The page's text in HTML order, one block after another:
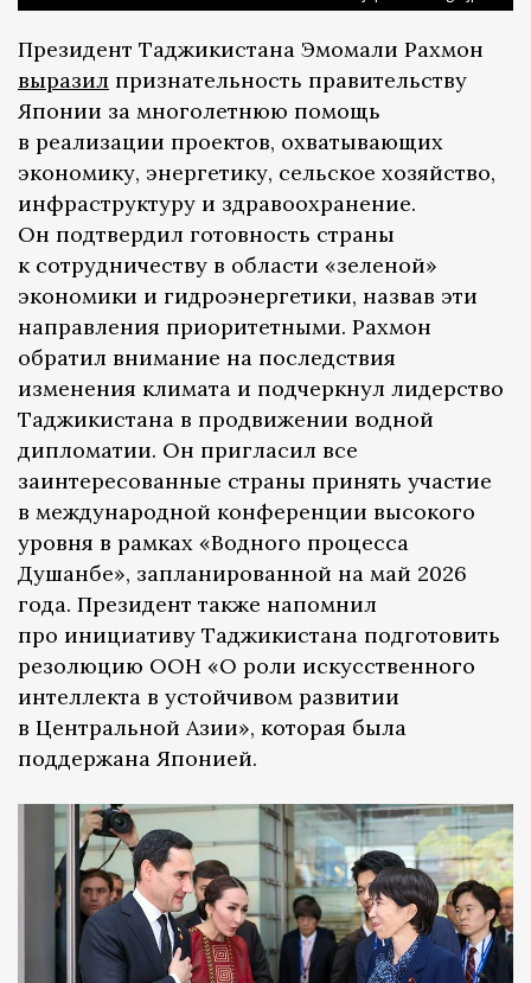
Президент Таджикистана Эмомали Рахмон
выразил признательность правительству
Японии за многолетнюю помощь
в реализации проектов, охватывающих
экономику, энергетику, сельское хозяйство,
инфраструктуру и здравоохранение.
Он подтвердил готовность страны
к сотрудничеству в области «зеленой»
экономики и гидроэнергетики, назвав эти
направления приоритетными. Рахмон
обратил внимание на последствия
изменения климата и подчеркнул лидерство
Таджикистана в продвижении водной
дипломатии. Он пригласил все
заинтересованные страны принять участие
в международной конференции высокого
уровня в рамках «Водного процесса
Душанбе», запланированной на май 2026
года. Президент также напомнил
про инициативу Таджикистана подготовить
резолюцию ООН «О роли искусственного
интеллекта в устойчивом развитии
в Центральной Азии», которая была
поддержана Японией.